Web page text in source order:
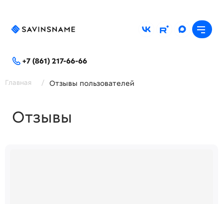
+7 (861) 217-66-66
Главная / Отзывы пользователей
Отзывы